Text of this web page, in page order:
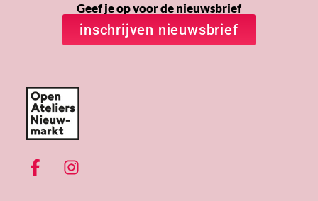
Geef je op voor de nieuwsbrief
inschrijven nieuwsbrief